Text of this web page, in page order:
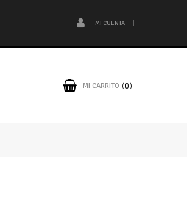
MI CUENTA
0
MI CARRITO